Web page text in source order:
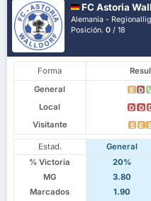
FC Astoria
Alemania -
Posición.0 / 18
Forma
General
E D
Local D D
Visitante E E
Estad. General
% Victoria
20%
MG
3.80
Marcados
1.90